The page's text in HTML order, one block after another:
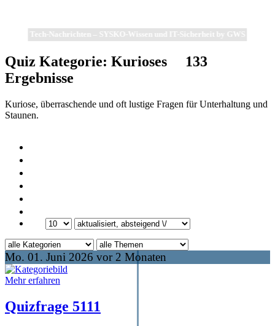
Tech-Nachrichten – SYSKO-Wissen und IT-Sicherheit by GWS
Quiz Kategorie: Kurioses
133
Ergebnisse
Kuriose, überraschende und oft lustige Fragen für Unterhaltung und
Staunen.
Mo. 01. Juni 2026 vor 2 Monaten
Mehr erfahren
Quizfrage 5111